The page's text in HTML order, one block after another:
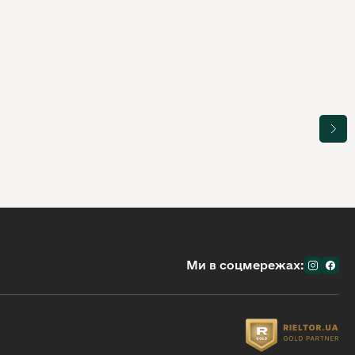
Ми в соцмережах: